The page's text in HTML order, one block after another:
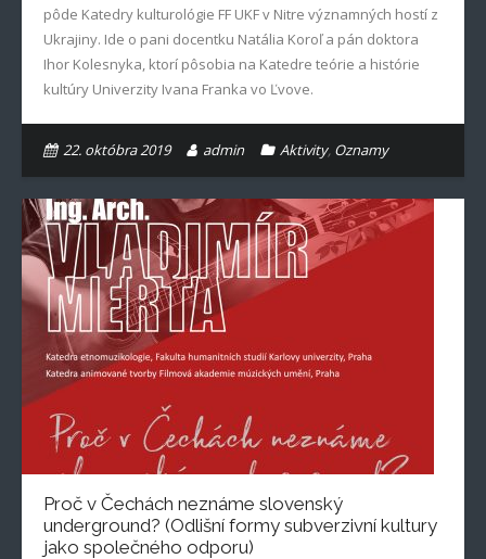
pôde Katedry kulturológie FF UKF v Nitre významných hostí z
Ukrajiny. Ide o pani docentku Natália Koroľ a pán doktora
Ihor Kolesnyka, ktorí pôsobia na Katedre teórie a histórie
kultúry Univerzity Ivana Franka vo Ľvove.
22. októbra 2019 admin Aktivity, Oznamy
Proč v Čechách neznáme slovenský
underground? (Odlišní formy subverzivní kultury
jako společného odporu)